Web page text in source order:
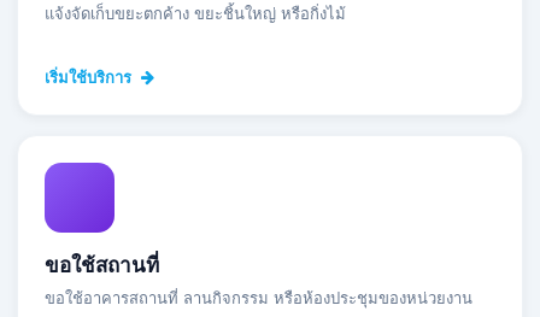
แจ้งจัดเก็บขยะตกค้าง ขยะชิ้นใหญ่ หรือกิ่งไม้
เริ่มใช้บริการ
ขอใช้สถานที่
ขอใช้อาคารสถานที่ ลานกิจกรรม หรือห้องประชุมของหน่วยงาน